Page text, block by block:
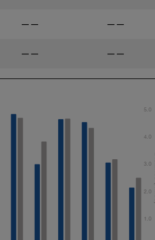
—— ——
—— ——
1.0
2.0
3.0
4.0
5.0